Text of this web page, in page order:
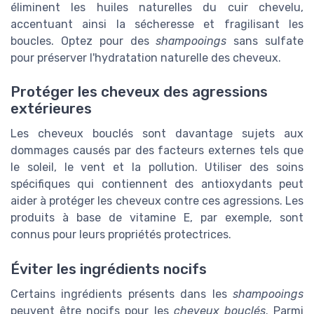
éliminent les huiles naturelles du cuir chevelu,
accentuant ainsi la sécheresse et fragilisant les
boucles. Optez pour desshampooings sans sulfate
pour préserver l'hydratation naturelle des cheveux.
Protéger les cheveux des agressions
extérieures
Les cheveux bouclés sont davantage sujets aux
dommages causés par des facteurs externes tels que
le soleil, le vent et la pollution. Utiliser des soins
spécifiques qui contiennent des antioxydants peut
aider à protéger les cheveux contre ces agressions. Les
produits à base de vitamine E, par exemple, sont
connus pour leurs propriétés protectrices.
Éviter les ingrédients nocifs
Certains ingrédients présents dans les shampooings
peuvent être nocifs pour les cheveux bouclés. Parmi